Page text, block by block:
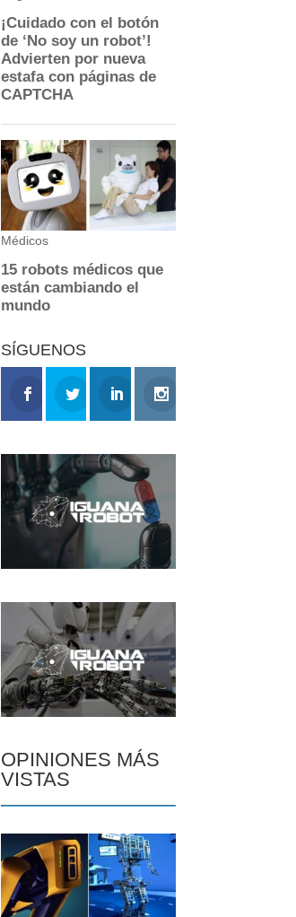
SÍGUENOS
OPINIONES MÁS
VISTAS